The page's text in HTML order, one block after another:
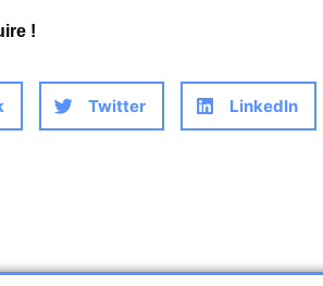
!
Twitter LinkedIn